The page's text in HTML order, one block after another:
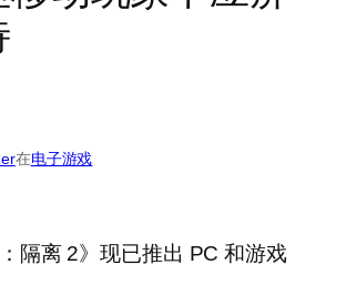
在电子游戏
：隔离 2》现已推出 PC 和游戏